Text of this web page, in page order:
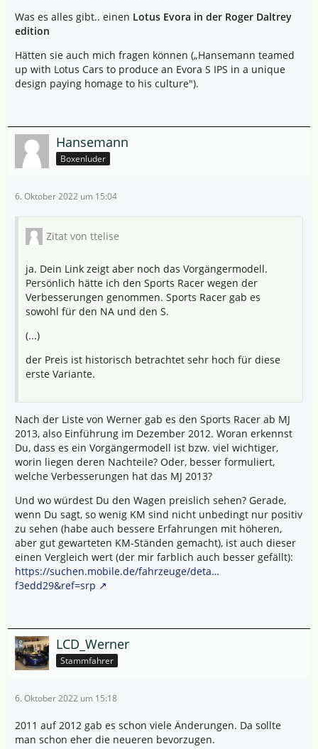
Was es alles gibt.. einen Lotus Evora in der Roger Daltrey
edition
Hätten sie auch mich fragen können („Hansemann teamed
up with Lotus Cars to produce an Evora S IPS in a unique
design paying homage to his culture").
Hansemann
Boxenluder
6. Oktober 2022 um 15:04
Zitat von ttelise
ja. Dein Link zeigt aber noch das Vorgängermodell.
Persönlich hätte ich den Sports Racer wegen der
Verbesserungen genommen. Sports Racer gab es
sowohl für den NA und den S.
(...)
der Preis ist historisch betrachtet sehr hoch für diese
erste Variante.
Nach der Liste von Werner gab es den Sports Racer ab MJ
2013, also Einführung im Dezember 2012. Woran erkennst
Du, dass es ein Vorgängermodell ist bzw. viel wichtiger,
worin liegen deren Nachteile? Oder, besser formuliert,
welche Verbesserungen hat das MJ 2013?
Und wo würdest Du den Wagen preislich sehen? Gerade,
wenn Du sagt, so wenig KM sind nicht unbedingt nur positiv
zu sehen (habe auch bessere Erfahrungen mit höheren,
aber gut gewarteten KM-Ständen gemacht), ist auch dieser
einen Vergleich wert (der mir farblich auch besser gefällt):
https://suchen.mobile.de/fahrzeuge/deta…
f3edd29&ref=srp
LCD_Werner
Stammfahrer
6. Oktober 2022 um 15:18
2011 auf 2012 gab es schon viele Änderungen. Da sollte
man schon eher die neueren bevorzugen.